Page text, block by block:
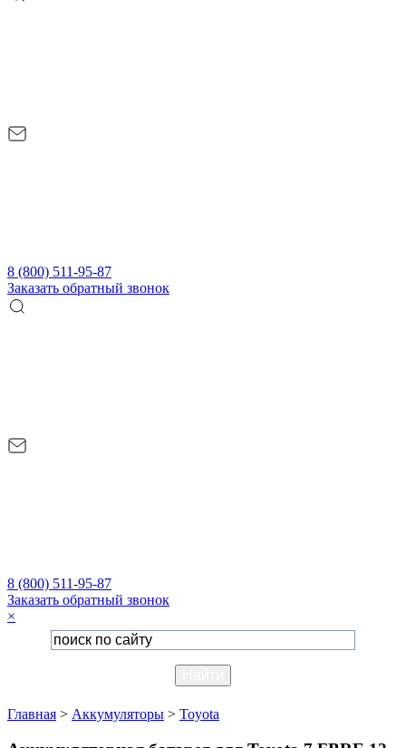
8 (800) 511-95-87
Заказать обратный звонок
8 (800) 511-95-87
Заказать обратный звонок
×
Главная > Аккумуляторы > Toyota